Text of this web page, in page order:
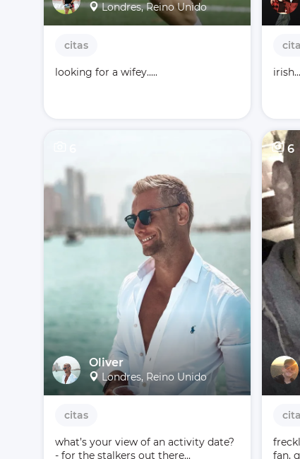
Londres, Reino Unido
citas
looking for a wifey..... irish...
Oliver
Londres, Reino Unido
citas
what’s your view of an activity date?
- for the stalkers out there...
6
fan,